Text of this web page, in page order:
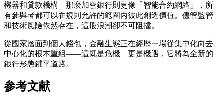
機器和貸款機構，那麼加密銀行則更像「智能合約網絡」，所
有參與者都可以在規則允許的範圍內彼此創造價值。儘管監管
和技術風險依然存在，這股浪潮卻不可阻擋。
從國家層面到個人錢包，金融生態正在經歷一場從集中化向去
中心化的根本重組——這既是危機，更是機遇，它將為全新的
銀行形態鋪平道路。
参考文献